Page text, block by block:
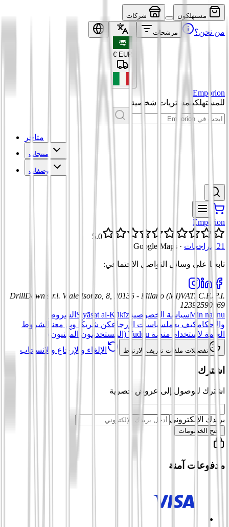
مستهلكون شركات
من نحن؟ مرشحات
EUR
€
Emporion
للمستهلكينمشتريات شخصية
متاجر
منتجات
وصفات
Emporion
5.0
21 مراجعات
·
Google Maps
تابعنا على وسائل التواصل الاجتماعي:
DrillDown s.r.l. Viale Isonzo, 8, 20135 - Milano (MI)VAT: C.F./P.I.
12392590969
Min nahnuسياسة الخصوصية Siyāsat al-Kūkīz الشروط
والأحكامكيف يعملسياسات الإرجاعكن شريكًا وبِع معنا
الشروط
العامة لاستخدام منصة Tuduu (المستخدمون المهنيون)
تفضيلات ملفات تعريف الارتباط الإلغاء والإرجاع والانسحاب
اشترك
اشترك للوصول إلى عروض حصرية
بريدك الإلكتروني
افتح الخصومات
مدفوعات آمنة